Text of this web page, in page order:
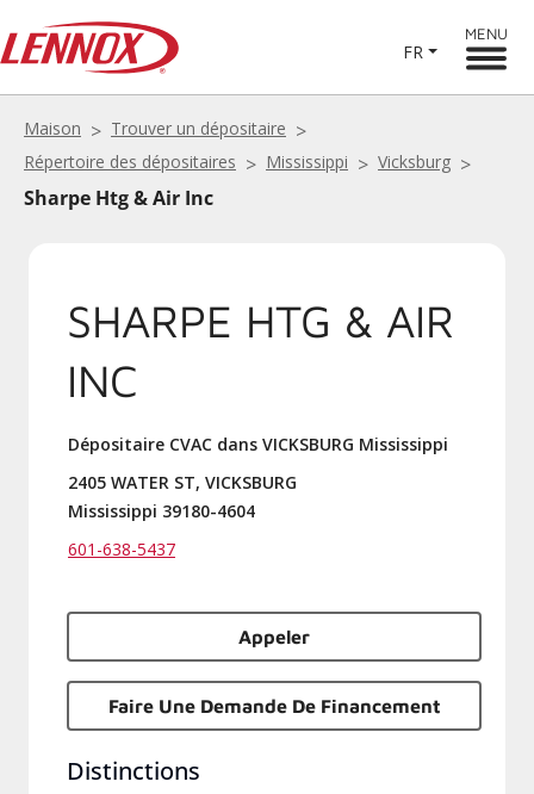
FR
MENU
Maison
Trouver un dépositaire
Répertoire des dépositaires
Mississippi Vicksburg
Sharpe Htg & Air Inc
SHARPE HTG & AIR
INC
Dépositaire CVAC dans VICKSBURG Mississippi
2405 WATER ST, VICKSBURG
Mississippi 39180-4604
601-638-5437
Appeler
Faire Une Demande De Financement
Distinctions